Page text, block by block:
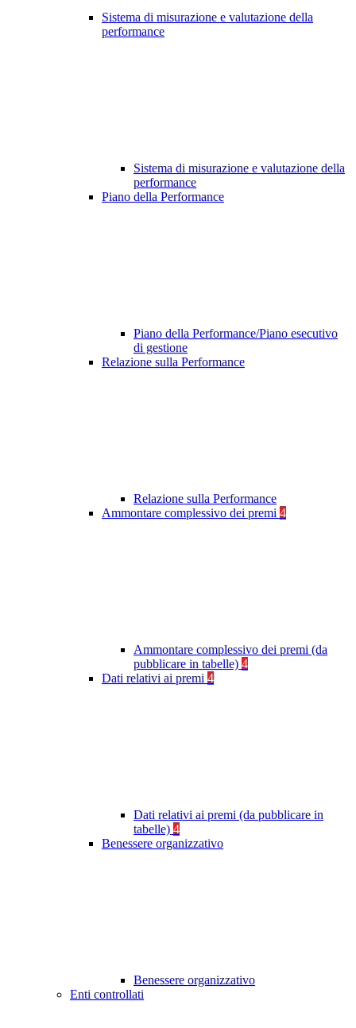
Sistema di misurazione e valutazione della
performance
Sistema di misurazione e valutazione della
performance
Piano della Performance
Piano della Performance/Piano esecutivo
di gestione
Relazione sulla Performance
Relazione sulla Performance
Ammontare complessivo dei premi 4
Ammontare complessivo dei premi (da
pubblicare in tabelle) 4
Dati relativi ai premi 4
Dati relativi ai premi (da pubblicare in
tabelle) 4
Benessere organizzativo
Benessere organizzativo
Enti controllati